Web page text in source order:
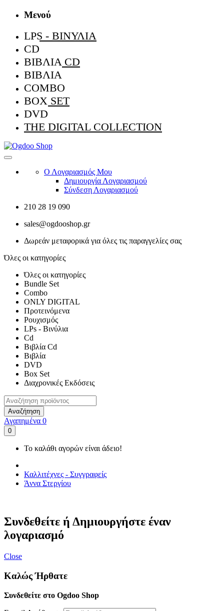
Μενού
LPS - ΒΙΝΎΛΙΑ
CD
ΒΙΒΛΊΑ CD
ΒΙΒΛΊΑ
COMBO
BOX SET
DVD
THE DIGITAL COLLECTION
Ο Λογαριασμός Μου
Δημιουργία Λογαριασμού
Σύνδεση Λογαριασμού
210 28 19 090
sales@ogdooshop.gr
Δωρεάν μεταφορικά για όλες τις παραγγελίες σας
Όλες οι κατηγορίες
Όλες οι κατηγορίες
Bundle Set
Combo
ONLY DIGITAL
Προτεινόμενα
Ρουχισμός
LPs - Βινύλια
Cd
Βιβλία Cd
Βιβλία
DVD
Box Set
Διαχρονικές Εκδόσεις
Αναζήτηση
Αγαπημένα 0
0
Το καλάθι αγορών είναι άδειο!
Καλλιτέχνες - Συγγραφείς
Άννα Στεργίου
Συνδεθείτε ή Δημιουργήστε έναν
λογαριασμό
Close
Καλώς Ήρθατε
Συνδεθείτε στο Ogdoo Shop